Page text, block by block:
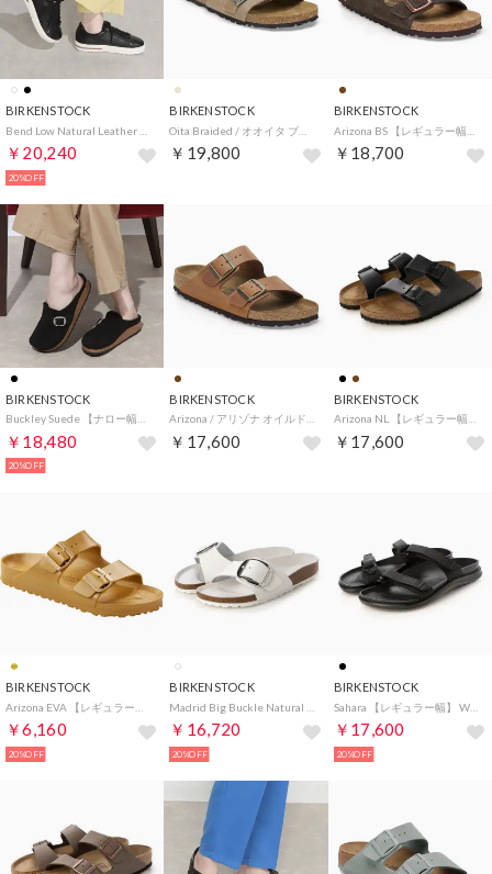
BIRKENSTOCK
￥20,240
20%OFF
BIRKENSTOCK
￥19,800
BIRKENSTOCK
￥18,700
BIRKENSTOCK
￥18,480
20%OFF
BIRKENSTOCK
￥17,600
BIRKENSTOCK
￥17,600
BIRKENSTOCK
￥6,160
20%OFF
BIRKENSTOCK
￥16,720
20%OFF
BIRKENSTOCK
Sahara 【レギュラー幅】 WOMEN （フーツラブラック）
￥17,600
20%OFF